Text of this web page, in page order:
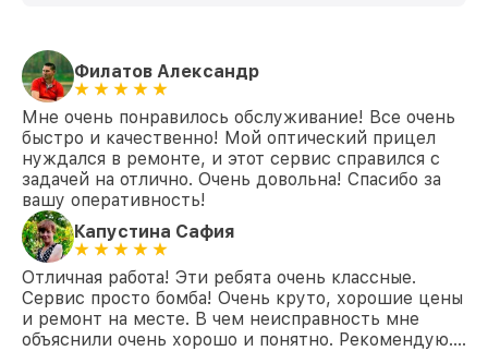
Филатов Александр
Мне очень понравилось обслуживание! Все очень
быстро и качественно! Мой оптический прицел
нуждался в ремонте, и этот сервис справился с
задачей на отлично. Очень довольна! Спасибо за
вашу оперативность!
Капустина Сафия
Отличная работа! Эти ребята очень классные.
Сервис просто бомба! Очень круто, хорошие цены
и ремонт на месте. В чем неисправность мне
объяснили очень хорошо и понятно. Рекомендую….